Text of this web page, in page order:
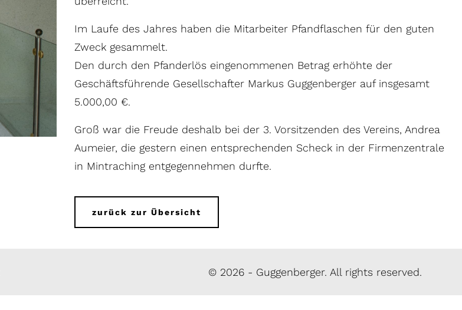
Im Laufe des Jahres haben die Mitarbeiter Pfandflaschen für den guten
Zweck gesammelt.
Den durch den Pfanderlös eingenommenen Betrag erhöhte der
Geschäftsführende Gesellschafter Markus Guggenberger auf insgesamt
5.000,00 €.
Groß war die Freude deshalb bei der 3. Vorsitzenden des Vereins, Andrea
Aumeier, die gestern einen entsprechenden Scheck in der Firmenzentrale
in Mintraching entgegennehmen durfte.
zurück zur Übersicht
© 2026 - Guggenberger. All rights reserved.